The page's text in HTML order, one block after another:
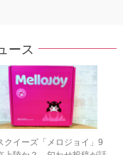
ース
クイーズ「メロジョイ」9